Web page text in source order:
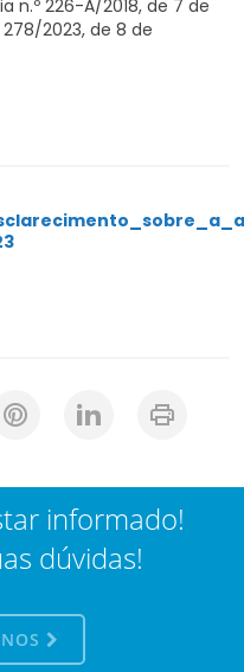
n.º 226-A/2018, de 7 de
2023, de 8 de
informado!
dúvidas!